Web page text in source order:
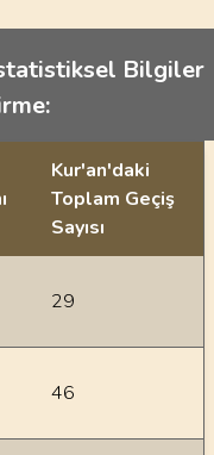
Bilgiler
Kur'an'daki
Toplam Geçiş
Sayısı
29
46